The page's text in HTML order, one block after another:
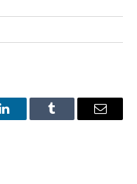
LinkedInTumblr Email